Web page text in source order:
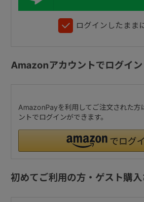
ログインしたまま
Amazonアカウントでログイン
AmazonPayを利用してご注文された方
ントでログインができます。
初めてご利用の方・ゲスト購